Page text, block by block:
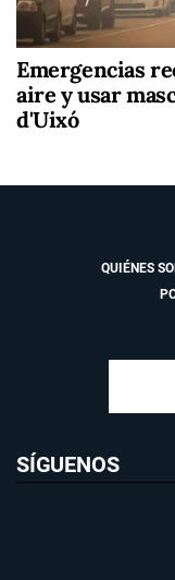
Emergencias
aire y usar
d'Uixó
QUIÉNES
SÍGUENOS